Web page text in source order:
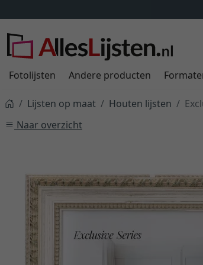
Fotolijsten Andere producten
Lijsten op maat Houten lijsten
Naar overzicht